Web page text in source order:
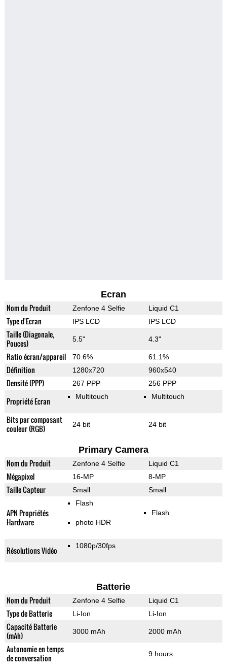
Ecran
Nom du Produit Zenfone 4 Selfie Liquid C1
Type d'Ecran IPS LCD IPS LCD
Taille (Diagonale,
Pouces)
5.5" 4.3"
Ratio écran/appareil 70.6% 61.1%
Définition 1280x720 960x540
Densité (PPP) 267 PPP 256 PPP
Propriété Ecran Multitouch Multitouch
Bits par composant
couleur (RGB)
24 bit 24 bit
Primary Camera
Nom du Produit Zenfone 4 Selfie Liquid C1
Mégapixel 16-MP 8-MP
Taille Capteur Small Small
APN Propriétés
Hardware
Flash
photo HDR
Flash
Résolutions Vidéo 1080p/30fps
Batterie
Nom du Produit Zenfone 4 Selfie Liquid C1
Type de Batterie Li-Ion Li-Ion
Capacité Batterie
(mAh)
3000 mAh 2000 mAh
Autonomie en temps
de conversation
9 hours